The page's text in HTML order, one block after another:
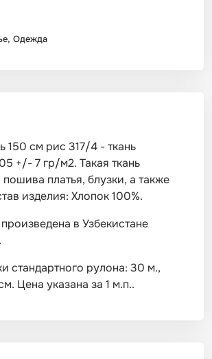
Одежда
150 см рис 317/4 - ткань
+/- 7 гр/м2. Такая ткань
платья, блузки, а также
изделия: Хлопок 100%.
в Узбекистане
стандартного рулона: 30 м.,
Цена указана за 1 м.п..